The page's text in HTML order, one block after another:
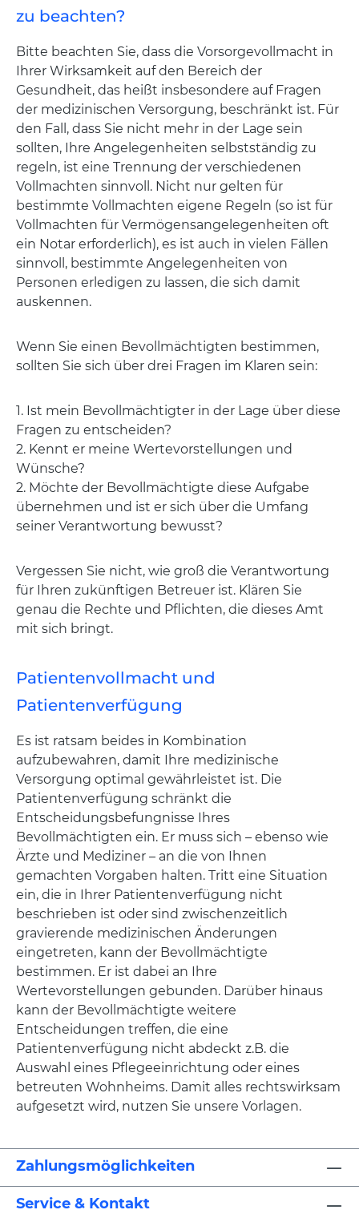
zu beachten?
Bitte beachten Sie, dass die Vorsorgevollmacht in
Ihrer Wirksamkeit auf den Bereich der
Gesundheit, das heißt insbesondere auf Fragen
der medizinischen Versorgung, beschränkt ist. Für
den Fall, dass Sie nicht mehr in der Lage sein
sollten, Ihre Angelegenheiten selbstständig zu
regeln, ist eine Trennung der verschiedenen
Vollmachten sinnvoll. Nicht nur gelten für
bestimmte Vollmachten eigene Regeln (so ist für
Vollmachten für Vermögensangelegenheiten oft
ein Notar erforderlich), es ist auch in vielen Fällen
sinnvoll, bestimmte Angelegenheiten von
Personen erledigen zu lassen, die sich damit
auskennen.
Wenn Sie einen Bevollmächtigten bestimmen,
sollten Sie sich über drei Fragen im Klaren sein:
1. Ist mein Bevollmächtigter in der Lage über diese
Fragen zu entscheiden?
2. Kennt er meine Wertevorstellungen und
Wünsche?
2. Möchte der Bevollmächtigte diese Aufgabe
übernehmen und ist er sich über die Umfang
seiner Verantwortung bewusst?
Vergessen Sie nicht, wie groß die Verantwortung
für Ihren zukünftigen Betreuer ist. Klären Sie
genau die Rechte und Pflichten, die dieses Amt
mit sich bringt.
Patientenvollmacht und
Patientenverfügung
Es ist ratsam beides in Kombination
aufzubewahren, damit Ihre medizinische
Versorgung optimal gewährleistet ist. Die
Patientenverfügung schränkt die
Entscheidungsbefungnisse Ihres
Bevollmächtigten ein. Er muss sich – ebenso wie
Ärzte und Mediziner – an die von Ihnen
gemachten Vorgaben halten. Tritt eine Situation
ein, die in Ihrer Patientenverfügung nicht
beschrieben ist oder sind zwischenzeitlich
gravierende medizinischen Änderungen
eingetreten, kann der Bevollmächtigte
bestimmen. Er ist dabei an Ihre
Wertevorstellungen gebunden. Darüber hinaus
kann der Bevollmächtigte weitere
Entscheidungen treffen, die eine
Patientenverfügung nicht abdeckt z.B. die
Auswahl eines Pflegeeinrichtung oder eines
betreuten Wohnheims. Damit alles rechtswirksam
aufgesetzt wird, nutzen Sie unsere Vorlagen.
Zahlungsmöglichkeiten
Service & Kontakt